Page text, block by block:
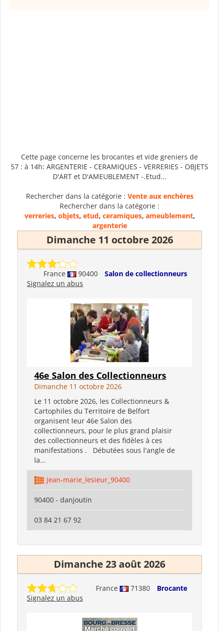
Cette page concerne les brocantes et vide greniers de
57 : à 14h: ARGENTERIE - CERAMIQUES - VERRERIES - OBJETS
D'ART et D'AMEUBLEMENT -.Etud...
Rechercher dans la catégorie : Vente aux enchères
Rechercher dans la catégorie :
verreries, objets, etud, ceramiques, ameublement,
argenterie
Dimanche 11 octobre 2026
France 90400
Salon de collectionneurs
Signalez un abus
46e Salon des Collectionneurs
Dimanche 11 octobre 2026
Le 11 octobre 2026, les Collectionneurs &
Cartophiles du Territoire de Belfort
organisent leur 46e Salon des
collectionneurs, pour le plus grand plaisir
des collectionneurs et des fidèles à ces
manifestations . Débutées sous l'angle de
la...
jean-marie_lesieur_90400
90400 - danjoutin
03 84 21 67 92
Dimanche 23 août 2026
France 71380
Brocante
Signalez un abus